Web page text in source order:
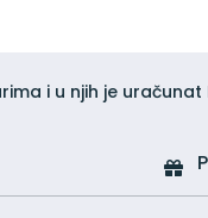
i u njih je uračunat